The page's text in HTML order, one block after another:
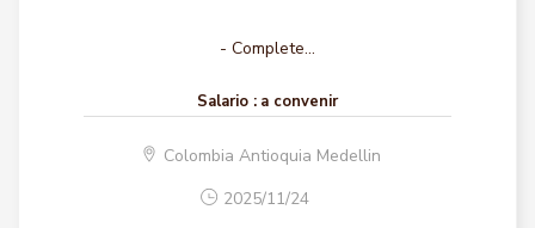
- Complete...
Salario : a convenir
Colombia Antioquia Medellin
2025/11/24